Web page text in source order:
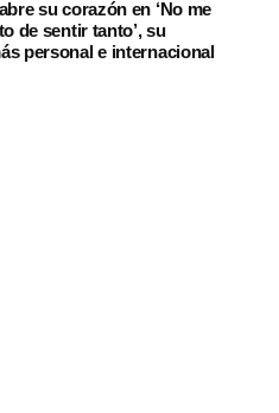
su corazón en ‘No me
de sentir tanto’, su
personal e internacional